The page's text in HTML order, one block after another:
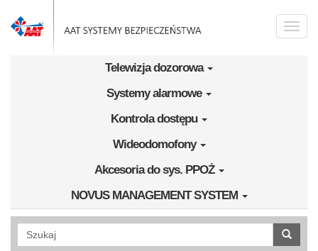
Toggle
Telewizja dozorowa
Systemy alarmowe
Kontrola dostępu
Wideodomofony
Akcesoria do sys. PPOŻ
NOVUS MANAGEMENT SYSTEM
Wyszukiwanie pełnotekstowe